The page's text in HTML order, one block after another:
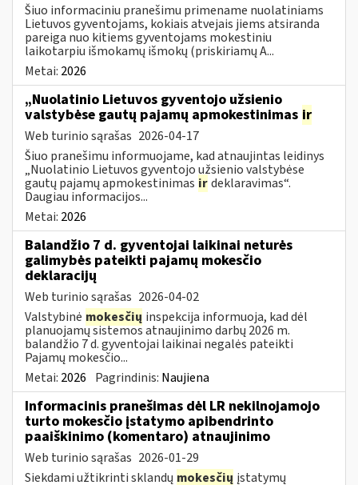
Šiuo informaciniu pranešimu primename nuolatiniams
Lietuvos gyventojams, kokiais atvejais jiems atsiranda
pareiga nuo kitiems gyventojams mokestiniu
laikotarpiu išmokamų išmokų (priskiriamų A...
Metai: 2026
„Nuolatinio Lietuvos gyventojo užsienio
valstybėse gautų pajamų apmokestinimas ir
Web turinio sąrašas 2026-04-17
Šiuo pranešimu informuojame, kad atnaujintas leidinys
„Nuolatinio Lietuvos gyventojo užsienio valstybėse
gautų pajamų apmokestinimas irdeklaravimas“.
Daugiau informacijos...
Metai: 2026
Balandžio 7 d. gyventojai laikinai neturės
galimybės pateikti pajamų mokesčio
deklaracijų
Web turinio sąrašas 2026-04-02
Valstybinė mokesčių inspekcija informuoja, kad dėl
planuojamų sistemos atnaujinimo darbų 2026 m.
balandžio 7 d. gyventojai laikinai negalės pateikti
Pajamų mokesčio...
Metai: 2026 Pagrindinis: Naujiena
Informacinis pranešimas dėl LR nekilnojamojo
turto mokesčio įstatymo apibendrinto
paaiškinimo (komentaro) atnaujinimo
Web turinio sąrašas 2026-01-29
Siekdami užtikrinti sklandų mokesčių įstatymų